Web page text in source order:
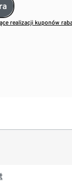
realizacji kuponów